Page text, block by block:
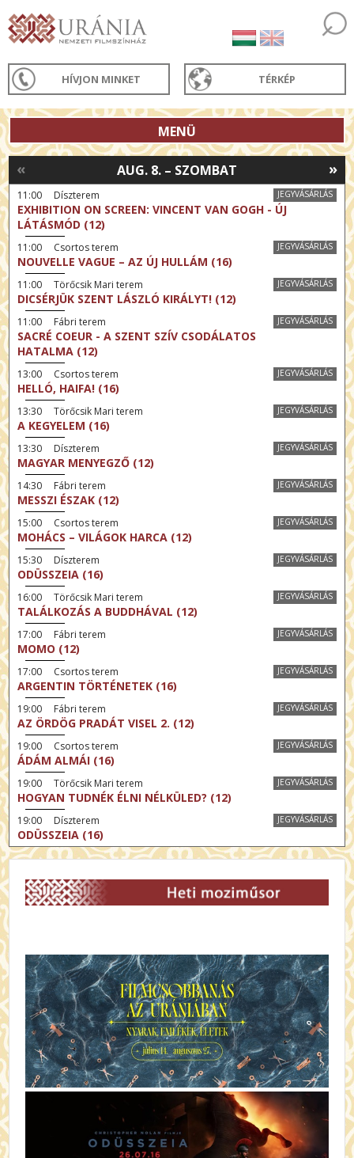
HÍVJON MINKET TÉRKÉP
MENÜ
»
AUG. 8. – SZOMBAT
«
JEGYVÁSÁRLÁS
11:00 Díszterem
EXHIBITION ON SCREEN: VINCENT VAN GOGH - ÚJ
LÁTÁSMÓD (12)
JEGYVÁSÁRLÁS
11:00 Csortos terem
NOUVELLE VAGUE – AZ ÚJ HULLÁM (16)
JEGYVÁSÁRLÁS
11:00 Törőcsik Mari terem
DICSÉRJÜK SZENT LÁSZLÓ KIRÁLYT! (12)
JEGYVÁSÁRLÁS
11:00 Fábri terem
SACRÉ COEUR - A SZENT SZÍV CSODÁLATOS
HATALMA (12)
JEGYVÁSÁRLÁS
13:00 Csortos terem
HELLÓ, HAIFA! (16)
JEGYVÁSÁRLÁS
13:30 Törőcsik Mari terem
A KEGYELEM (16)
JEGYVÁSÁRLÁS
13:30 Díszterem
MAGYAR MENYEGZŐ (12)
JEGYVÁSÁRLÁS
14:30 Fábri terem
MESSZI ÉSZAK (12)
JEGYVÁSÁRLÁS
15:00 Csortos terem
MOHÁCS – VILÁGOK HARCA (12)
JEGYVÁSÁRLÁS
15:30 Díszterem
ODÜSSZEIA (16)
JEGYVÁSÁRLÁS
16:00 Törőcsik Mari terem
TALÁLKOZÁS A BUDDHÁVAL (12)
JEGYVÁSÁRLÁS
17:00 Fábri terem
MOMO (12)
JEGYVÁSÁRLÁS
17:00 Csortos terem
ARGENTIN TÖRTÉNETEK (16)
JEGYVÁSÁRLÁS
19:00 Fábri terem
AZ ÖRDÖG PRADÁT VISEL 2. (12)
JEGYVÁSÁRLÁS
19:00 Csortos terem
ÁDÁM ALMÁI (16)
JEGYVÁSÁRLÁS
19:00 Törőcsik Mari terem
HOGYAN TUDNÉK ÉLNI NÉLKÜLED? (12)
JEGYVÁSÁRLÁS
19:00 Díszterem
ODÜSSZEIA (16)